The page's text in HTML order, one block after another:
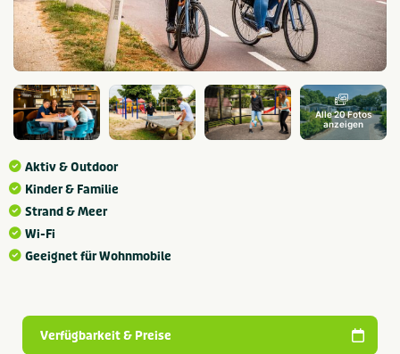
Alle 20 Fotos
anzeigen
Aktiv & Outdoor
Kinder & Familie
Strand & Meer
Wi-Fi
Geeignet für Wohnmobile
Verfügbarkeit & Preise